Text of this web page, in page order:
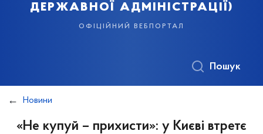
державної адміністрації)
офіційний вебпортал
Пошук
Новини
«Не купуй – прихисти»: у Києві втретє